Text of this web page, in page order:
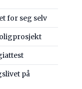
for seg selv
på